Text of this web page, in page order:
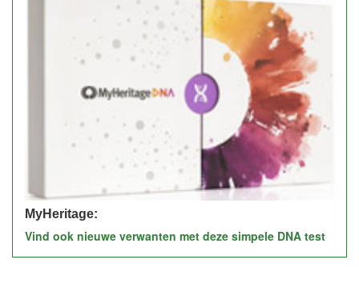
MyHeritage:
Vind ook nieuwe verwanten met deze simpele DNA test